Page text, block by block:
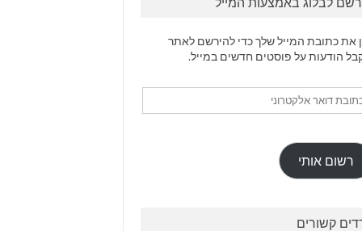
את כתובת המייל שלך כדי להירשם לאתר
הודעות על פוסטים חדשים במייל.
רשום אותי
קשורים